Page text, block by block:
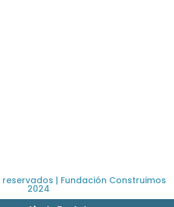
| Fundación Construimos
2024